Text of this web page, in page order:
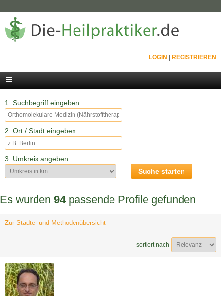
LOGIN REGISTRIEREN
1. Suchbegriff eingeben
2. Ort / Stadt eingeben
3. Umkreis angeben
Es wurden 94passende Profile gefunden
Zur Städte- und Methodenübersicht
sortiert nach